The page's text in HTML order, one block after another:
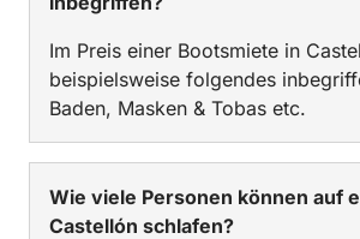
Im Preis einer Bootsmiete in
beispielsweise folgendes
Baden, Masken & Tobas etc.
Wie viele Personen können auf
Castellón schlafen?